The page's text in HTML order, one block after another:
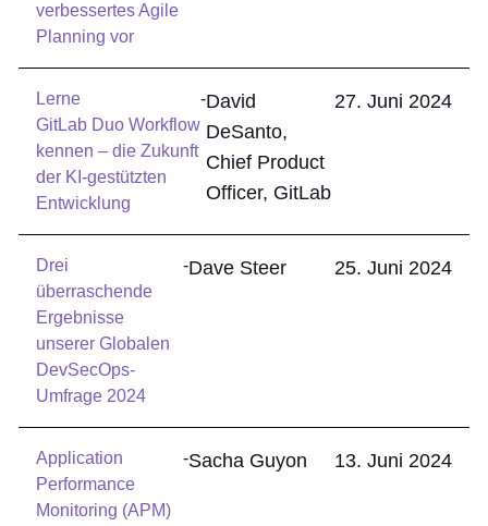
verbessertes Agile
Planning vor
Lerne
GitLab Duo Workflow
kennen – die Zukunft
der KI-gestützten
Entwicklung
-David
DeSanto,
Chief Product
Officer, GitLab
27. Juni 2024
Drei
überraschende
Ergebnisse
unserer Globalen
DevSecOps-
Umfrage 2024
-Dave Steer 25. Juni 2024
Application
Performance
Monitoring (APM)
-Sacha Guyon 13. Juni 2024